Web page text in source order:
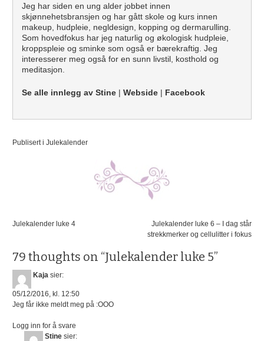
Jeg har siden en ung alder jobbet innen
skjønnehetsbransjen og har gått skole og kurs innen
makeup, hudpleie, negldesign, kopping og dermarulling.
Som hovedfokus har jeg naturlig og økologisk hudpleie,
kroppspleie og sminke som også er bærekraftig. Jeg
interesserer meg også for en sunn livstil, kosthold og
meditasjon.
Se alle innlegg av Stine| Webside| Facebook
Publisert i Julekalender
Innleggsnavigasjon
Julekalender luke 4
Julekalender luke 6 – I dag står
strekkmerker og cellulitter i fokus
79 thoughts on “Julekalender luke 5”
Kaja sier:
05/12/2016, kl. 12:50
Jeg får ikke meldt meg på :OOO
Logg inn for å svare
Stine sier: